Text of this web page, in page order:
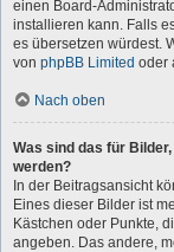
einen Board-
installieren kann. Falls
es übersetzen würdest.
von phpBB Limited oder
Nach oben
Was sind das für
werden?
In der Beitragsansicht
Eines dieser Bilder ist
Kästchen oder Punkte,
angeben. Das andere,